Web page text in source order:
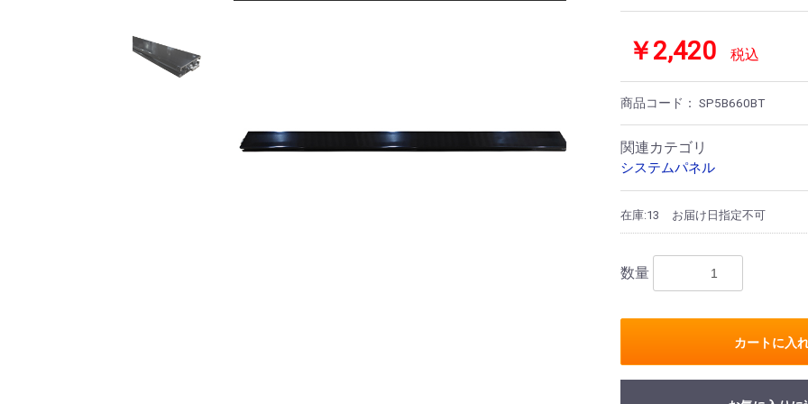
￥2,420 税込
商品コード： SP5B660BT
関連カテゴリ
システムパネル
在庫:13 お届け日指定不可
数量
カートに入